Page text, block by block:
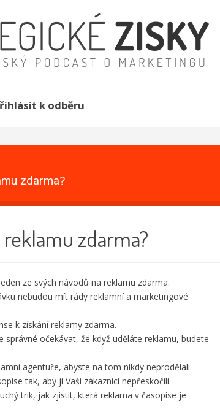
k odběru
zdarma?
zdarma?
ze svých návodů na reklamu zdarma.
nebudou mít rády reklamní a marketingové
k získání reklamy zdarma.
správné očekávat, že když uděláte reklamu, budete
agentuře, abyste na tom nikdy neprodělali.
tak, aby ji Vaši zákazníci nepřeskočili.
trik, jak zjistit, která reklama v časopise je